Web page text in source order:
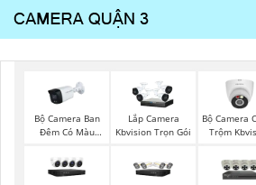
Bộ Camera Ban
Đêm Có Màu
Lắp Camera
Kbvision Trọn Gói
Bộ Camera
Trộm